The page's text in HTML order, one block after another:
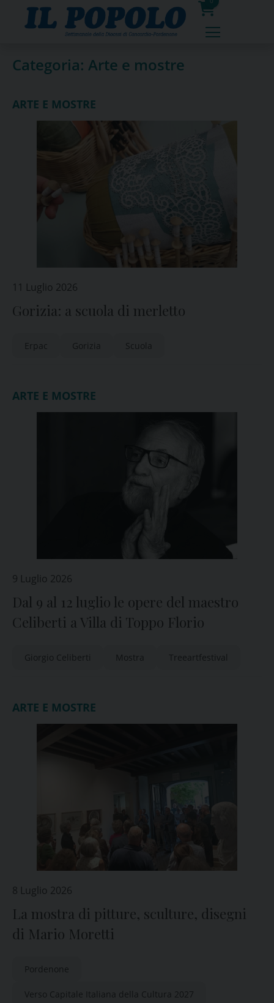
0
prodotti
Categoria: Arte e mostre
ARTE E MOSTRE
11 Luglio 2026
Gorizia: a scuola di merletto
Erpac Gorizia Scuola
ARTE E MOSTRE
9 Luglio 2026
Dal 9 al 12 luglio le opere del maestro
Celiberti a Villa di Toppo Florio
Giorgio Celiberti Mostra Treeartfestival
ARTE E MOSTRE
8 Luglio 2026
La mostra di pitture, sculture, disegni
di Mario Moretti
Pordenone
Verso Capitale Italiana della Cultura 2027